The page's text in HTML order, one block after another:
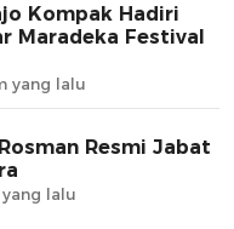
Kompak Hadiri
Maradeka Festival
yang lalu
Resmi Jabat
yang lalu